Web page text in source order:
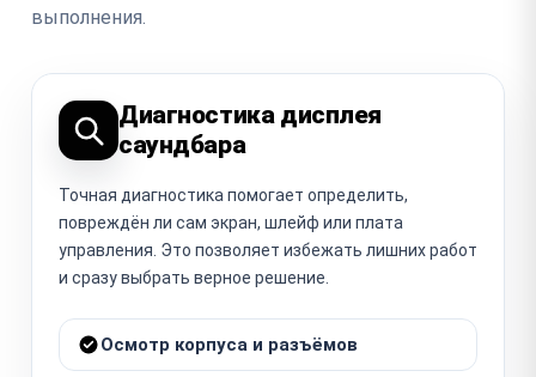
выполнения.
Диагностика дисплея
саундбара
Точная диагностика помогает определить,
повреждён ли сам экран, шлейф или плата
управления. Это позволяет избежать лишних работ
и сразу выбрать верное решение.
Осмотр корпуса и разъёмов